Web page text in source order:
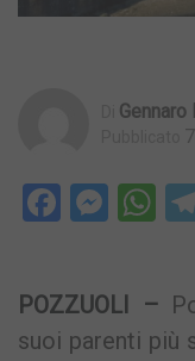
Gennaro
POZZUOLI –
suoi parenti più